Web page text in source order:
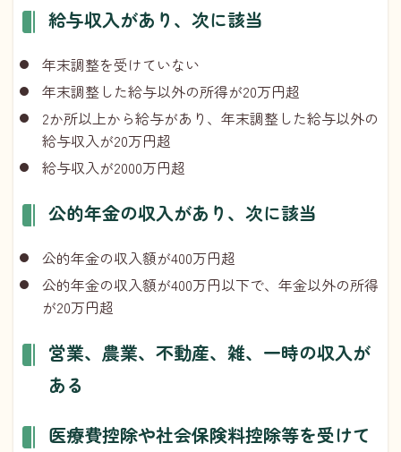
給与収入があり、次に該当
年末調整を受けていない
年末調整した給与以外の所得が20万円超
2か所以上から給与があり、年末調整した給与以外の
給与収入が20万円超
給与収入が2000万円超
公的年金の収入があり、次に該当
公的年金の収入額が400万円超
公的年金の収入額が400万円以下で、年金以外の所得
が20万円超
営業、農業、不動産、雑、一時の収入が
ある
医療費控除や社会保険料控除等を受けて